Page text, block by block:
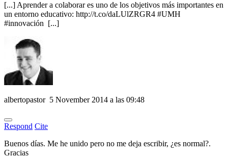
[...] Aprender a colaborar es uno de los objetivos más importantes en
un entorno educativo: http://t.co/daLUlZRGR4 #UMH
#innovación [...]
albertopastor 5 November 2014 a las 09:48
Respond Cite
Buenos días. Me he unido pero no me deja escribir, ¿es normal?.
Gracias